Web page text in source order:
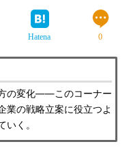
Hatena 0
の変化――このコーナー
業の戦略立案に役立つよ
いく。